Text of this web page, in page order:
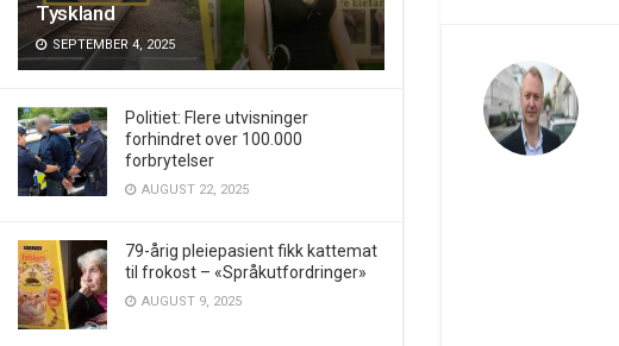
Tyskland
SEPTEMBER 4, 2025
Politiet: Flere utvisninger
forhindret over 100.000
forbrytelser
AUGUST 22, 2025
79-årig pleiepasient fikk kattemat
til frokost – «Språkutfordringer»
AUGUST 9, 2025